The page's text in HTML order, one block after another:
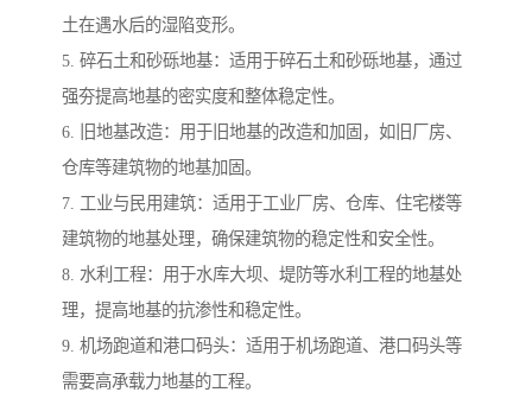
土在遇水后的湿陷变形。
5. 碎石土和砂砾地基：适用于碎石土和砂砾地基，通过
强夯提高地基的密实度和整体稳定性。
6. 旧地基改造：用于旧地基的改造和加固，如旧厂房、
仓库等建筑物的地基加固。
7. 工业与民用建筑：适用于工业厂房、仓库、住宅楼等
建筑物的地基处理，确保建筑物的稳定性和安全性。
8. 水利工程：用于水库大坝、堤防等水利工程的地基处
理，提高地基的抗渗性和稳定性。
9. 机场跑道和港口码头：适用于机场跑道、港口码头等
需要高承载力地基的工程。